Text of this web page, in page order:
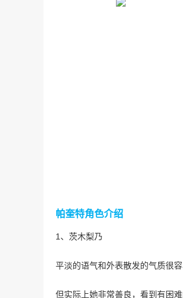
帕奎特角色介绍
1、茨木梨乃
平淡的语气和外表散发的气质很
但实际上她非常善良，看到有困